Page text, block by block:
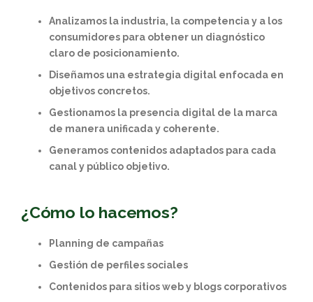
Analizamos la industria, la competencia y a los
consumidores para obtener un diagnóstico
claro de posicionamiento.
Diseñamos una estrategia digital enfocada en
objetivos concretos.
Gestionamos la presencia digital de la marca
de manera unificada y coherente.
Generamos contenidos adaptados para cada
canal y público objetivo.
¿Cómo lo hacemos?
Planning de campañas
Gestión de perfiles sociales
Contenidos para sitios web y blogs corporativos